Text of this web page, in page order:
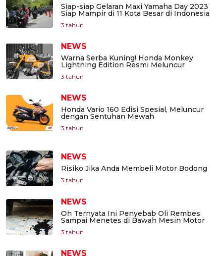
Siap-siap Gelaran Maxi Yamaha Day 2023
Siap Mampir di 11 Kota Besar di Indonesia
3 tahun
NEWS
Warna Serba Kuning! Honda Monkey
Lightning Edition Resmi Meluncur
3 tahun
NEWS
Honda Vario 160 Edisi Spesial, Meluncur
dengan Sentuhan Mewah
3 tahun
NEWS
Risiko Jika Anda Membeli Motor Bodong
3 tahun
NEWS
Oh Ternyata Ini Penyebab Oli Rembes
Sampai Menetes di Bawah Mesin Motor
3 tahun
NEWS